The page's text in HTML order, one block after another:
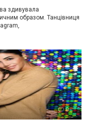
здивувала
образом. Танцівниця
0